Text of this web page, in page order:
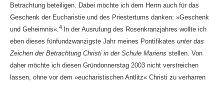
Betrachtung beteiligen. Dabei möchte ich dem Herrn auch für das
Geschenk der Eucharistie und des Priestertums danken: »Geschenk
und Geheimnis«.4 In der Ausrufung des Rosenkranzjahres wollte ich
eben dieses fünfundzwanzigste Jahr meines Pontifikates unter das
Zeichen der Betrachtung Christi in der Schule Mariens stellen. Von
daher möchte ich diesen Gründonnerstag 2003 nicht verstreichen
lassen, ohne vor dem »eucharistischen Antlitz« Christi zu verharren